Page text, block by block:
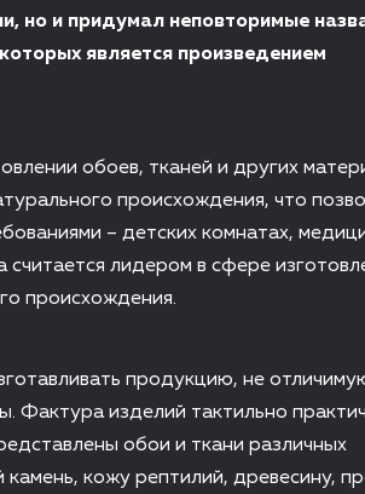
но и придумал неповторимые
является произведением
обоев, тканей и других
происхождения, что
– детских комнатах,
лидером в сфере
происхождения.
продукцию, не
Фактура изделий тактильно
обои и ткани различных
кожу рептилий, древесину,